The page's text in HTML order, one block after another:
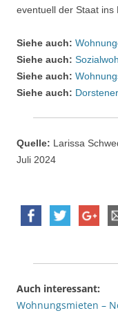
eventuell der Staat ins
Siehe auch:
Siehe auch:
Siehe auch:
Siehe auch:
Quelle: Larissa
Juli 2024
Auch interessant:
Wohnungsmieten –